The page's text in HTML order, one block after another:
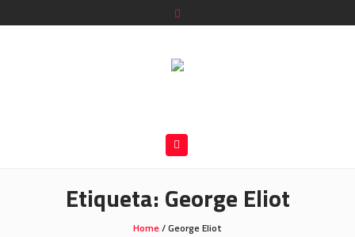
Etiqueta: George Eliot
Home/George Eliot